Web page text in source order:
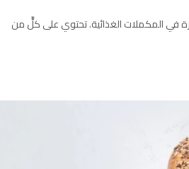
في المكملات الغذائية. تحتوي على كلٍّ من